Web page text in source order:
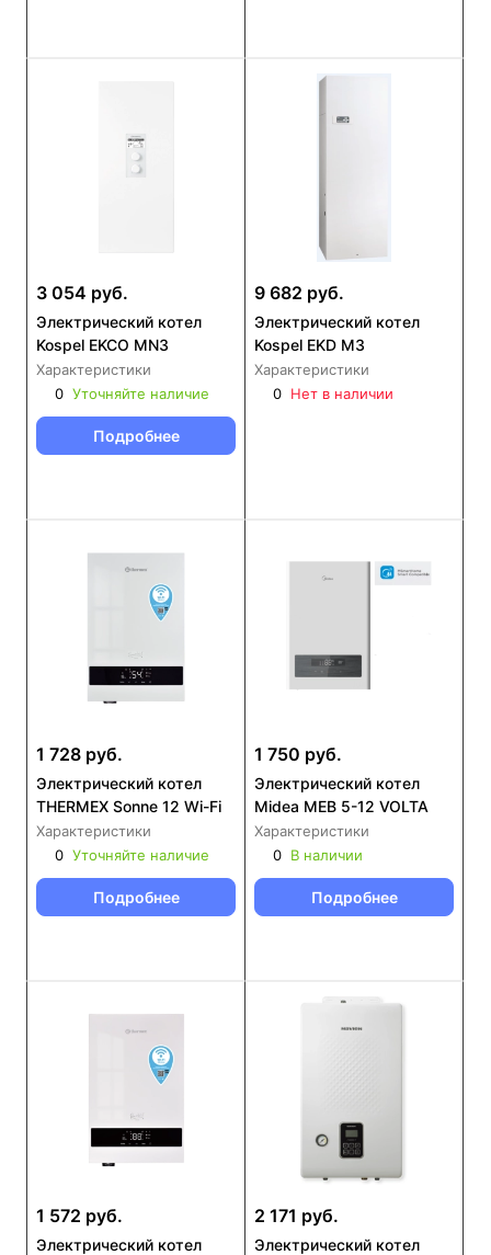
3 054 руб.
Электрический котел
Kospel EKCO MN3
Характеристики
0 Уточняйте наличие
Подробнее
9 682 руб.
Электрический котел
Kospel EKD M3
Характеристики
0 Нет в наличии
1 728 руб.
Электрический котел
THERMEX Sonne 12 Wi-Fi
Характеристики
0 Уточняйте наличие
Подробнее
1 750 руб.
Электрический котел
Midea MEB 5-12 VOLTA
Характеристики
0 В наличии
Подробнее
1 572 руб.
Электрический котел
2 171 руб.
Электрический котел